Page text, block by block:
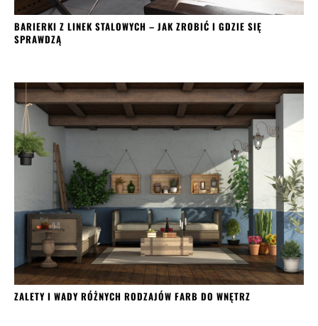
BARIERKI Z LINEK STALOWYCH – JAK ZROBIĆ I GDZIE SIĘ
SPRAWDZĄ
ZALETY I WADY RÓŻNYCH RODZAJÓW FARB DO WNĘTRZ